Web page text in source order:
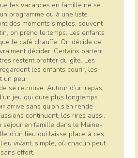
les vacances en famille ne se
programme ou à une liste
des moments simples, souvent
on prend le temps. Les enfants
le café chauffe. On décide de
décider. Certains partent
restent profiter du gîte. Les
les enfants courir, les
un peu.
se retrouve. Autour d’un repas,
jeu qui dure plus longtemps
arrive sans qu’on s’en rende
continuent, les rires aussi.
séjour en famille dans le Maine-
d’un lieu qui laisse place à ces
vivant, simple, où chacun peut
effort.